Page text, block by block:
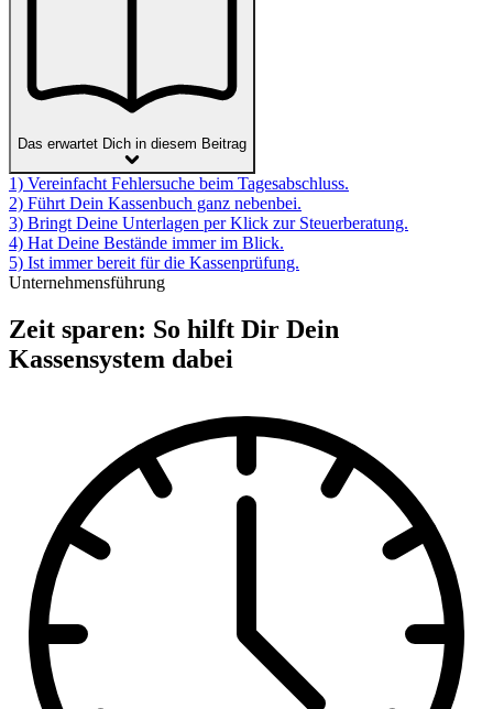
Das erwartet Dich in diesem Beitrag
1) Vereinfacht Fehlersuche beim Tagesabschluss.
2) Führt Dein Kassenbuch ganz nebenbei.
3) Bringt Deine Unterlagen per Klick zur Steuerberatung.
4) Hat Deine Bestände immer im Blick.
5) Ist immer bereit für die Kassenprüfung.
Unternehmensführung
Zeit sparen: So hilft Dir Dein
Kassensystem dabei